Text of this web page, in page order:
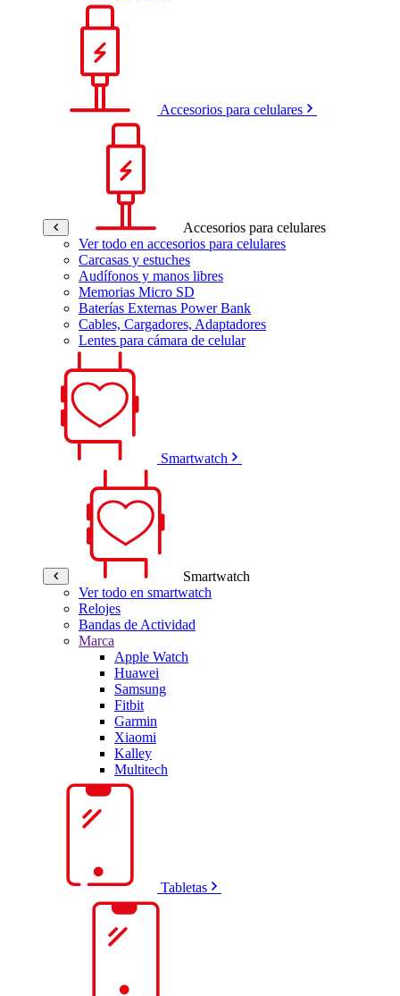
Accesorios para celulares
Accesorios para celulares
Ver todo en accesorios para celulares
Carcasas y estuches
Audífonos y manos libres
Memorias Micro SD
Baterías Externas Power Bank
Cables, Cargadores, Adaptadores
Lentes para cámara de celular
Smartwatch
Smartwatch
Ver todo en smartwatch
Relojes
Bandas de Actividad
Marca
Apple Watch
Huawei
Samsung
Fitbit
Garmin
Xiaomi
Kalley
Multitech
Tabletas